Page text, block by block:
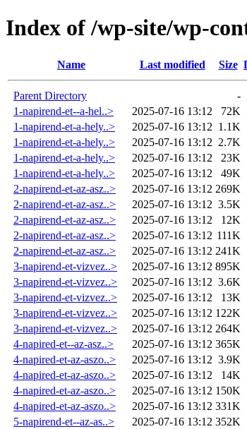
Index of /wp-site/wp-
Name Last modified Size
Parent Directory
-
1-napirend-et--a-hel..>
2025-07-16 13:12
72K
1-napirend-et-a-hely..>
2025-07-16 13:12 1.1K
1-napirend-et-a-hely..>
2025-07-16 13:12 2.7K
1-napirend-et-a-hely..>
2025-07-16 13:12
23K
1-napirend-et-a-hely..>
2025-07-16 13:12
49K
2-napirend-et-az-asz..>
2025-07-16 13:12 269K
2-napirend-et-az-asz..>
2025-07-16 13:12 3.5K
2-napirend-et-az-asz..>
2025-07-16 13:12
12K
2-napirend-et-az-asz..>
2025-07-16 13:12 111K
2-napirend-et-az-asz..>
2025-07-16 13:12 241K
3-napirend-et-vizvez..>
2025-07-16 13:12 895K
3-napirend-et-vizvez..>
2025-07-16 13:12 3.6K
3-napirend-et-vizvez..>
2025-07-16 13:12
13K
3-napirend-et-vizvez..>
2025-07-16 13:12 122K
3-napirend-et-vizvez..>
2025-07-16 13:12 264K
4-napired-et--az-asz..>
2025-07-16 13:12 365K
4-napired-et-az-aszo..>
2025-07-16 13:12 3.9K
4-napired-et-az-aszo..>
2025-07-16 13:12
14K
4-napired-et-az-aszo..>
2025-07-16 13:12 150K
4-napired-et-az-aszo..>
2025-07-16 13:12 331K
5-napirend-et--az-as..>
2025-07-16 13:12 352K